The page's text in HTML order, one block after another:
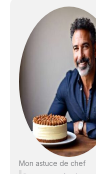
Mon astuce de chef